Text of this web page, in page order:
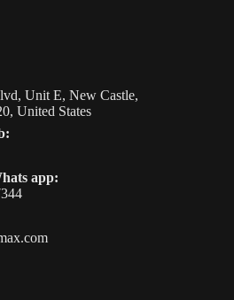
Unit E, New Castle,
United States
app: